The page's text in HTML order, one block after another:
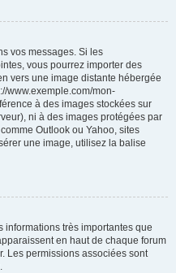
vos messages. Si les
vous pourrez importer des
vers une image distante hébergée
www.exemple.com/mon-
à des images stockées sur
ni à des images protégées par
Outlook ou Yahoo, sites
une image, utilisez la balise
informations très importantes que
en haut de chaque forum
Les permissions associées sont